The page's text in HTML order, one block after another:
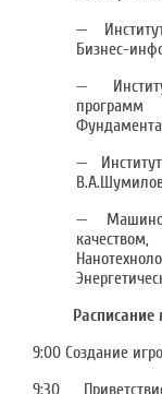
—
Бизнес-
—
—
—
Расписание
9:00 Создание
9:30